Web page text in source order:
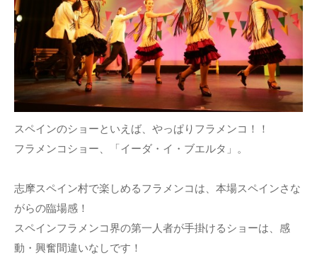
スペインのショーといえば、やっぱりフラメンコ！！
フラメンコショー、「イーダ・イ・ブエルタ」。
志摩スペイン村で楽しめるフラメンコは、本場スペインさな
がらの臨場感！
スペインフラメンコ界の第一人者が手掛けるショーは、感
動・興奮間違いなしです！